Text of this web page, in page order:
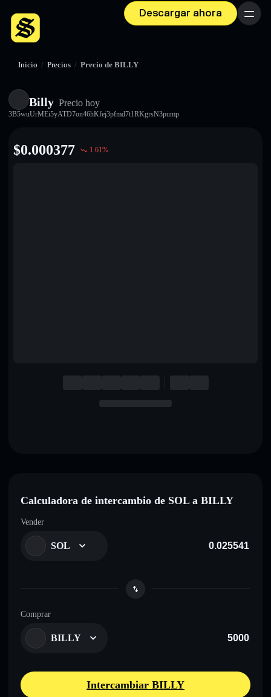
Descargar ahora Menú
Inicio / Precios / Precio de BILLY
Billy Precio hoy
3B5wuUrMEi5yATD7on46hKfej3pfmd7t1RKgrsN3pump
$0.000377 1.61%
Calculadora de intercambio de SOL a BILLY
Vender
SOL
Comprar
BILLY
Intercambiar BILLY